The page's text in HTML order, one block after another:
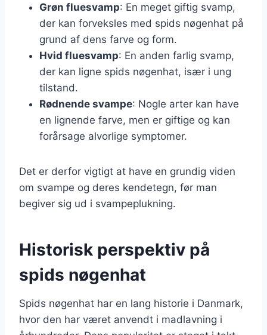
Grøn fluesvamp: En meget giftig svamp,
der kan forveksles med spids nøgenhat på
grund af dens farve og form.
Hvid fluesvamp: En anden farlig svamp,
der kan ligne spids nøgenhat, især i ung
tilstand.
Rødnende svampe: Nogle arter kan have
en lignende farve, men er giftige og kan
forårsage alvorlige symptomer.
Det er derfor vigtigt at have en grundig viden
om svampe og deres kendetegn, før man
begiver sig ud i svampeplukning.
Historisk perspektiv på
spids nøgenhat
Spids nøgenhat har en lang historie i Danmark,
hvor den har været anvendt i madlavning i